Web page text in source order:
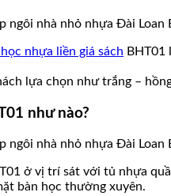
nhựa liền giá sách BHT01
lựa chọn như trắng –
như nào?
ở vị trí sát với tủ nhựa
bàn học thường xuyên.